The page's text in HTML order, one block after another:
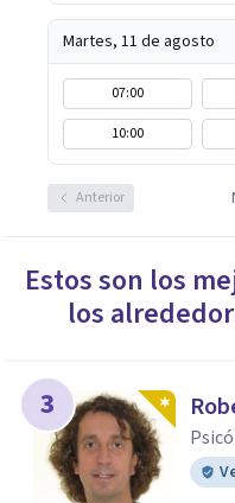
Martes, 11 de agosto
07:00
10:00
Anterior
Estos son los
los
3